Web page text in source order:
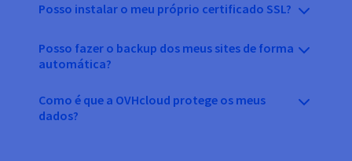
Posso instalar o meu próprio certificado SSL?
Posso fazer o backup dos meus sites de forma
automática?
Como é que a OVHcloud protege os meus
dados?